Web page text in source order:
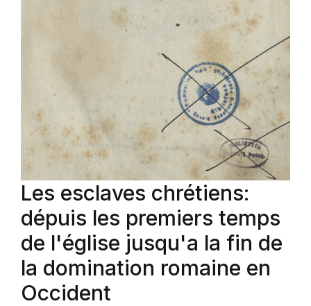
Les esclaves chrétiens:
dépuis les premiers temps
de l'église jusqu'a la fin de
la domination romaine en
Occident